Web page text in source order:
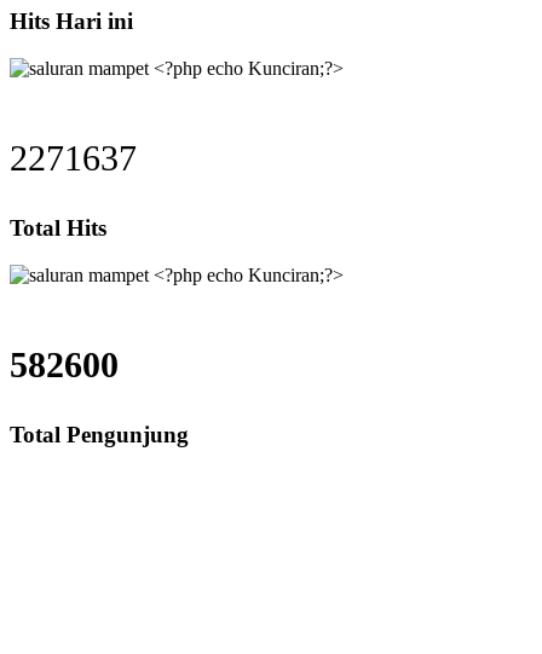
Hits Hari ini
2271637
Total Hits
582600
Total Pengunjung